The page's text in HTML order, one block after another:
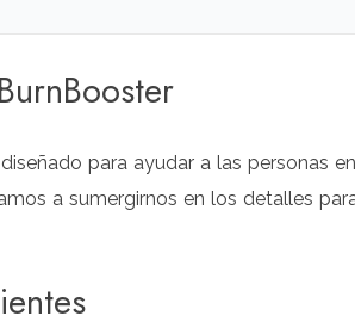
para ayudar a las personas
a sumergirnos en los detalles